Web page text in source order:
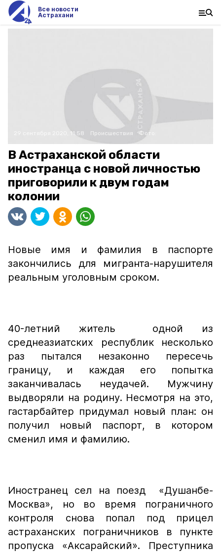
Все новости
Астрахани
29 сентября 2020, 11:58 Происшествия Фото:
В Астраханской области
иностранца с новой личностью
приговорили к двум годам
колонии
Новые имя и фамилия в паспорте
закончились для мигранта-нарушителя
реальным уголовным сроком.
40-летний житель одной из
среднеазиатских республик несколько
раз пытался незаконно пересечь
границу, и каждая его попытка
заканчивалась неудачей. Мужчину
выдворяли на родину. Несмотря на это,
гастарбайтер придумал новый план: он
получил новый паспорт, в котором
сменил имя и фамилию.
Иностранец сел на поезд «Душанбе-
Москва», но во время пограничного
контроля снова попал под прицел
астраханских пограничников в пункте
пропуска «Аксарайский». Преступника